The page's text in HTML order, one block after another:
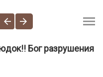
Бог разрушения